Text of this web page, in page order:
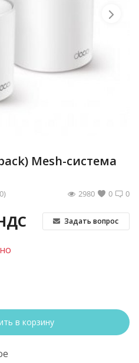
Mesh-система
0
0
2980
Задать вопрос
в корзину